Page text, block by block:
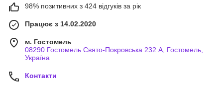
98% позитивних з 424 відгуків за рік
Працює з 14.02.2020
м. Гостомель
08290 Гостомель Свято-Покровська 232 А, Гостомель,
Україна
Контакти